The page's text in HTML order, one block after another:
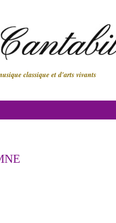
classique et d'arts vivants